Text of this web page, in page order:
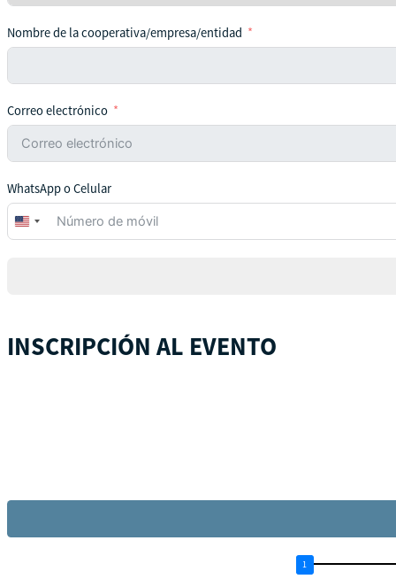
Nombre de la cooperativa/empresa/entidad
Correo electrónico
WhatsApp o Celular
United
States
INSCRIPCIÓN AL EVENTO